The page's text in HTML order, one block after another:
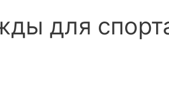
для